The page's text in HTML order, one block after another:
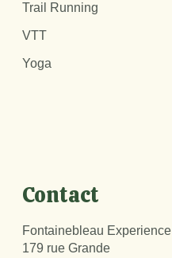
Trail Running
VTT
Yoga
Contact
Fontainebleau Experience
179 rue Grande